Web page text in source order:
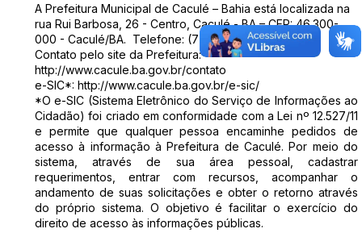
A Prefeitura Municipal de Caculé – Bahia está localizada na
rua Rui Barbosa, 26 - Centro, Caculé - BA – CEP: 46.300-
000 - Caculé/BA. Telefone: (77) 3455-1412
Contato pelo site da Prefeitura:
http://www.cacule.ba.gov.br/contato
e-SIC*: http://www.cacule.ba.gov.br/e-sic/
*O e-SIC (Sistema Eletrônico do Serviço de Informações ao
Cidadão) foi criado em conformidade com a Lei nº 12.527/11
e permite que qualquer pessoa encaminhe pedidos de
acesso à informação à Prefeitura de Caculé. Por meio do
sistema, através de sua área pessoal, cadastrar
requerimentos, entrar com recursos, acompanhar o
andamento de suas solicitações e obter o retorno através
do próprio sistema. O objetivo é facilitar o exercício do
direito de acesso às informações públicas.